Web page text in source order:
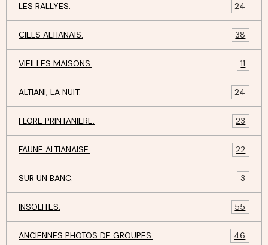
LES RALLYES. 24
CIELS ALTIANAIS. 38
VIEILLES MAISONS. 11
ALTIANI, LA NUIT. 24
FLORE PRINTANIERE. 23
FAUNE ALTIANAISE. 22
SUR UN BANC. 3
INSOLITES. 55
ANCIENNES PHOTOS DE GROUPES. 46